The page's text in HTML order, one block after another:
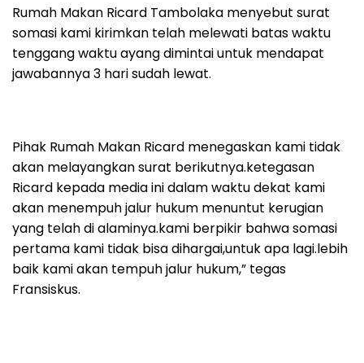
Rumah Makan Ricard Tambolaka menyebut surat
somasi kami kirimkan telah melewati batas waktu
tenggang waktu ayang dimintai untuk mendapat
jawabannya 3 hari sudah lewat.
Pihak Rumah Makan Ricard menegaskan kami tidak
akan melayangkan surat berikutnya.ketegasan
Ricard kepada media ini dalam waktu dekat kami
akan menempuh jalur hukum menuntut kerugian
yang telah di alaminya.kami berpikir bahwa somasi
pertama kami tidak bisa dihargai,untuk apa lagi.lebih
baik kami akan tempuh jalur hukum,” tegas
Fransiskus.